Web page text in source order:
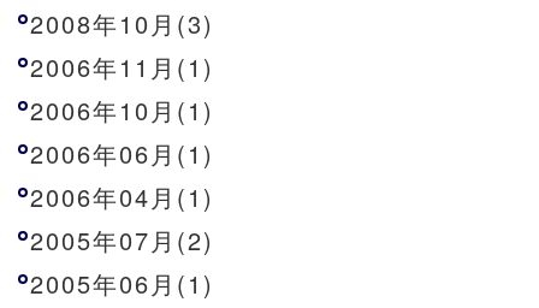
2008年10月(3)
2006年11月(1)
2006年10月(1)
2006年06月(1)
2006年04月(1)
2005年07月(2)
2005年06月(1)